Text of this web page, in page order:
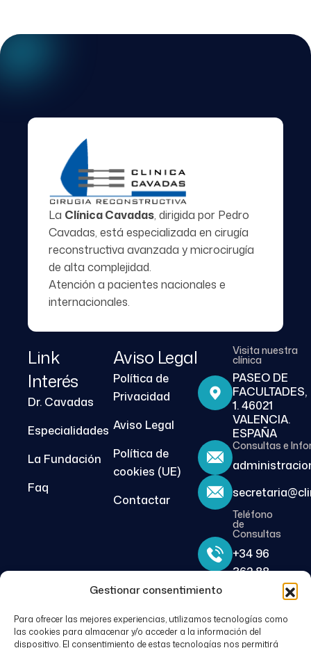
Gestionar consentimiento
Para ofrecer las mejores experiencias, utilizamos tecnologías como
las cookies para almacenar y/o acceder a la información del
dispositivo. El consentimiento de estas tecnologías nos permitirá
La Clínica Cavadas, dirigida por Pedro
Cavadas, está especializada en cirugía
reconstructiva avanzada y microcirugía
de alta complejidad.
Atención a pacientes nacionales e
internacionales.
Link
Interés
Dr. Cavadas
Especialidades
La Fundación
Faq
Aviso Legal
Política de
Privacidad
Aviso Legal
Política de
cookies (UE)
Contactar
Visita nuestra
clínica
PASEO DE
FACULTADES,
1. 46021
VALENCIA.
ESPAÑA
Consultas e
Teléfono
de
Consultas
+34 96
362 88
Denunciar Fraude